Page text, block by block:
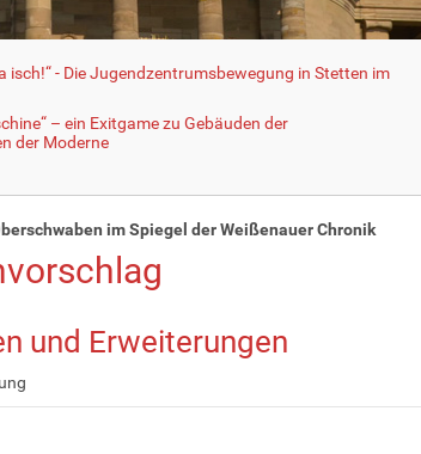
isch!“ - Die Jugendzentrumsbewegung in Stetten im
– ein Exitgame zu Gebäuden der
der Moderne
im Spiegel der Weißenauer Chronik
und Erweiterungen